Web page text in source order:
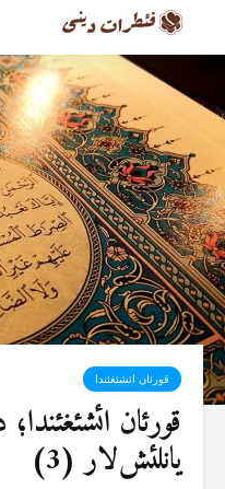
قورئان ائشئغئندا
قورئان
یانلئش‌لار (3)